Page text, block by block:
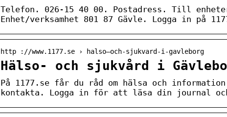
Telefon. 026-15 40 00. Postadress. Till
Enhet/verksamhet 801 87 Gävle. Logga in på
http ://www.1177.se › halso–och-sjukvard-i-gavleborg
Hälso- och sjukvård i
På 1177.se får du råd om hälsa och
kontakta. Logga in för att läsa din journal